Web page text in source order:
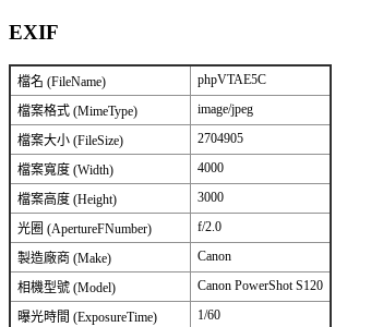
EXIF
檔名 (FileName) phpVTAE5C
檔案格式 (MimeType) image/jpeg
檔案大小 (FileSize) 2704905
檔案寬度 (Width) 4000
檔案高度 (Height) 3000
光圈 (ApertureFNumber) f/2.0
製造廠商 (Make) Canon
相機型號 (Model) Canon PowerShot S120
曝光時間 (ExposureTime) 1/60